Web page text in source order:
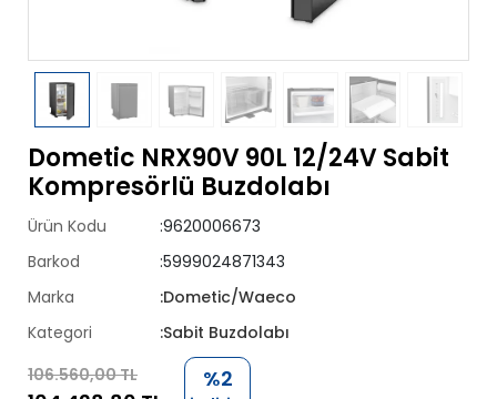
Dometic NRX90V 90L 12/24V Sabit
Kompresörlü Buzdolabı
Ürün Kodu
:9620006673
Barkod
:5999024871343
Marka
:Dometic/Waeco
Kategori
:Sabit Buzdolabı
106.560,00 TL
%2